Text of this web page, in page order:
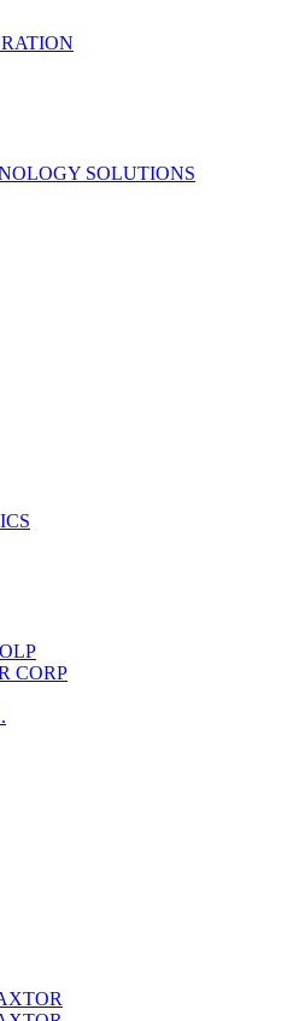
SOLUTIONS
CORP